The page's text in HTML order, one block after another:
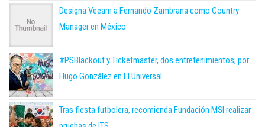
Designa Veeam a Fernando Zambrana como Country
Manager en México
#PSBlackout y Ticketmaster, dos entretenimientos; por
Hugo González en El Universal
Tras fiesta futbolera, recomienda Fundación MSI realizar